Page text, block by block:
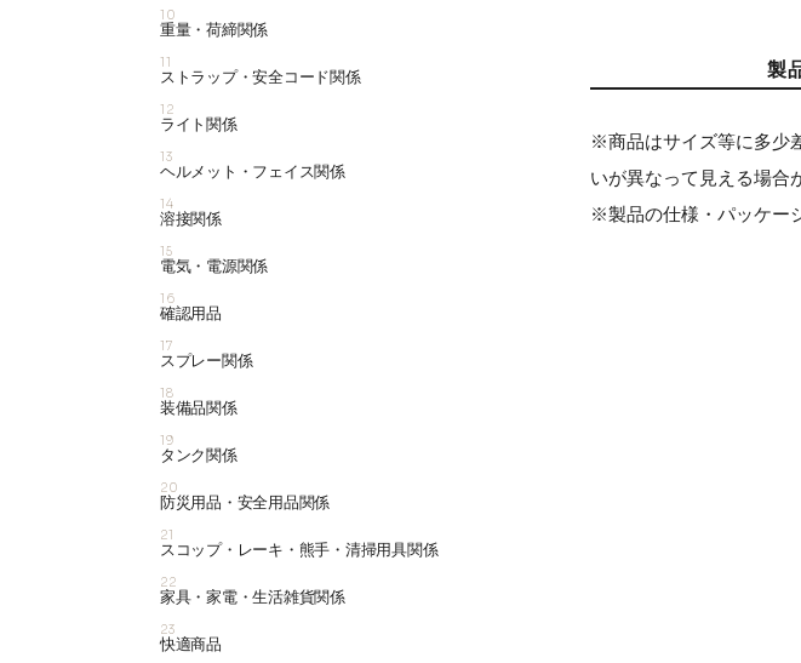
製
※商品はサイズ等に多少
いが異なって見える場合
※製品の仕様・パッケー
10
重量・荷締関係
11
ストラップ・安全コード関係
12
ライト関係
13
ヘルメット・フェイス関係
14
溶接関係
15
電気・電源関係
16
確認用品
17
スプレー関係
18
装備品関係
19
タンク関係
20
防災用品・安全用品関係
21
スコップ・レーキ・熊手・清掃用具関係
22
家具・家電・生活雑貨関係
23
快適商品